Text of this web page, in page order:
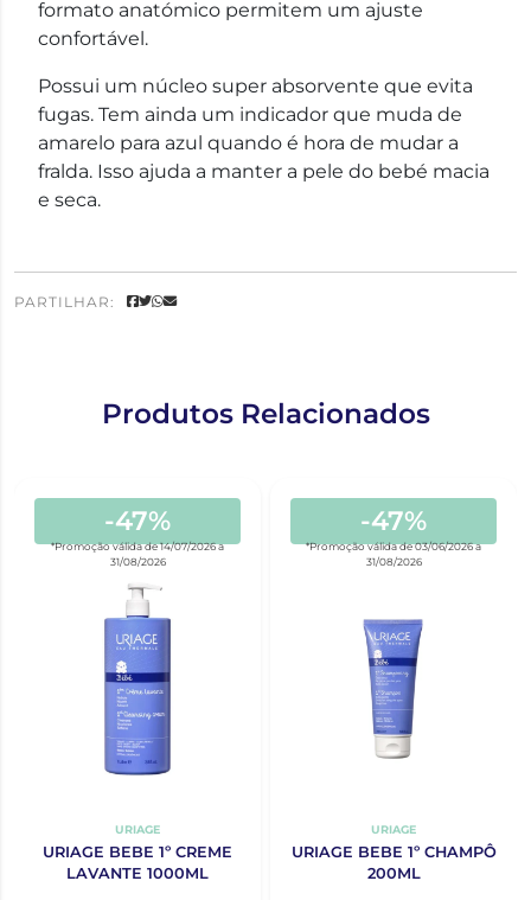
formato anatómico permitem um ajuste
confortável.
Possui um núcleo super absorvente que evita
fugas. Tem ainda um indicador que muda de
amarelo para azul quando é hora de mudar a
fralda. Isso ajuda a manter a pele do bebé macia
e seca.
PARTILHAR:
Produtos Relacionados
-47%
*Promoção válida de 14/07/2026 a
31/08/2026
URIAGE
URIAGE BEBE 1º CREME
LAVANTE 1000ML
-47%
*Promoção válida de 03/06/2026 a
31/08/2026
URIAGE
URIAGE BEBE 1º CHAMPÔ
200ML